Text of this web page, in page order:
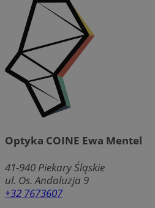
Optyka COINE Ewa Mentel
41-940 Piekary Śląskie
ul. Os. Andaluzja 9
+32 7673607